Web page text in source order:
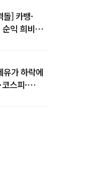
] 카뱅·
순익 희비…
유가 하락에
스피·